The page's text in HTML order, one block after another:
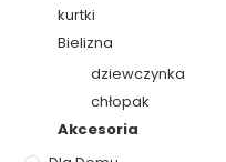
kurtki
Bielizna
dziewczynka
chłopak
Akcesoria